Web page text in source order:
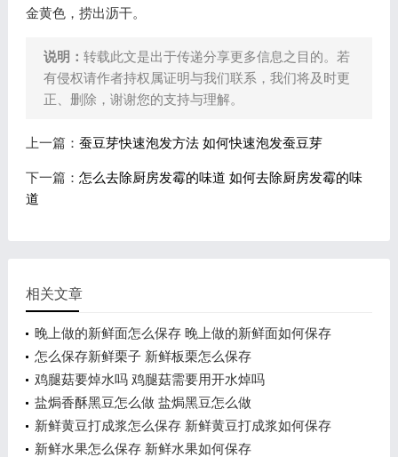
金黄色，捞出沥干。
说明： 转载此文是出于传递分享更多信息之目的。若
有侵权请作者持权属证明与我们联系，我们将及时更
正、删除，谢谢您的支持与理解。
上一篇： 蚕豆芽快速泡发方法 如何快速泡发蚕豆芽
下一篇： 怎么去除厨房发霉的味道 如何去除厨房发霉的味
道
相关文章
晚上做的新鲜面怎么保存 晚上做的新鲜面如何保存
怎么保存新鲜栗子 新鲜板栗怎么保存
鸡腿菇要焯水吗 鸡腿菇需要用开水焯吗
盐焗香酥黑豆怎么做 盐焗黑豆怎么做
新鲜黄豆打成浆怎么保存 新鲜黄豆打成浆如何保存
新鲜水果怎么保存 新鲜水果如何保存